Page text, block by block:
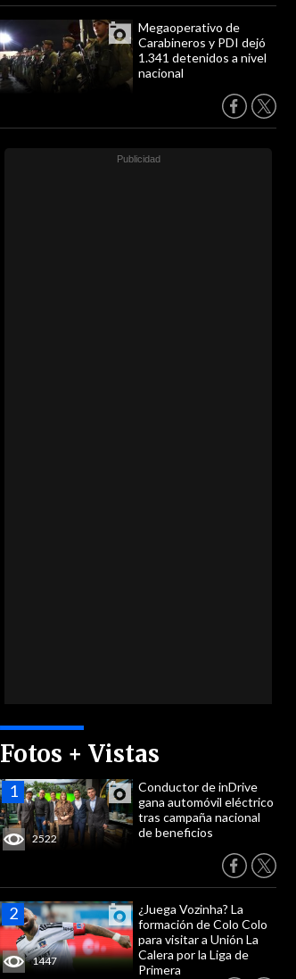
Megaoperativo de
Carabineros y PDI dejó
1.341 detenidos a nivel
nacional
Fotos + Vistas
2522
Conductor de inDrive
gana automóvil eléctrico
tras campaña nacional
de beneficios
1447
¿Juega Vozinha? La
formación de Colo Colo
para visitar a Unión La
Calera por la Liga de
Primera